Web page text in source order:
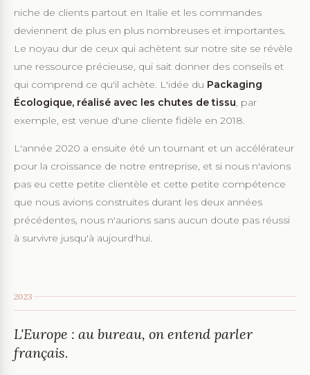
niche de clients partout en Italie et les commandes
deviennent de plus en plus nombreuses et importantes.
Le noyau dur de ceux qui achètent sur notre site se révèle
une ressource précieuse, qui sait donner des conseils et
qui comprend ce qu'il achète. L'idée du Packaging
Écologique, réalisé avec les chutes de tissu, par
exemple, est venue d'une cliente fidèle en 2018.
L'année 2020 a ensuite été un tournant et un accélérateur
pour la croissance de notre entreprise, et si nous n'avions
pas eu cette petite clientèle et cette petite compétence
que nous avions construites durant les deux années
précédentes, nous n'aurions sans aucun doute pas réussi
à survivre jusqu'à aujourd'hui.
2023
L'Europe : au bureau, on entend parler
français.